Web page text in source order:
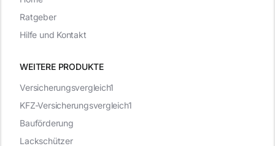
WEITERE PRODUKTE
Versicherungsvergleich1
KFZ-Versicherungsvergleich1
Bauförderung
Lackschützer
Ratgeber
Hilfe und Kontakt